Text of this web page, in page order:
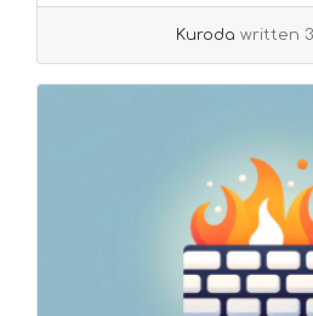
中にエラーが発生しました
Kuroda written